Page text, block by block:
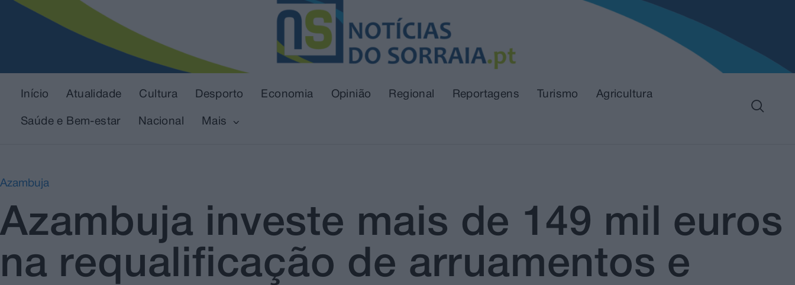
Início Atualidade Cultura Desporto Economia Opinião Regional Reportagens Turismo Agricultura
Saúde e Bem-estar Nacional Mais
Azambuja
Azambuja investe mais de 149 mil euros
na requalificação de arruamentos e